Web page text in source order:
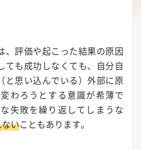
、評価や起こった結果の原因
ても成功しなくても、自分自
と思い込んでいる）外部に原
わろうとする意識が希薄で
失敗を繰り返してしまうな
いこともあります。